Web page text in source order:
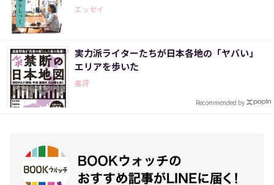
エッセイ
実力派ライターたちが日本各地の「ヤバい」
エリアを歩いた
書評
Recommended by